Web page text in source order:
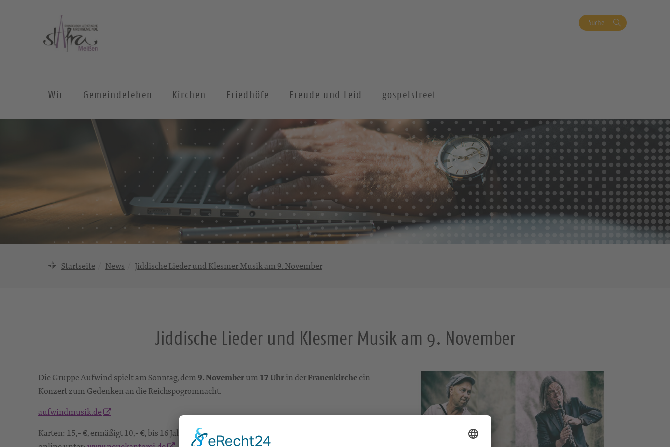
Suche
Wir Gemeindeleben Kirchen Friedhöfe Freude und Leid gospelstreet
Startseite News Jiddische Lieder und Klesmer Musik am 9. November
Jiddische Lieder und Klesmer Musik am 9. November
Die Gruppe Aufwind spielt am Sonntag, dem9. Novemberum 17 Uhrin derFrauenkircheein
Konzert zum Gedenken an die Reichspogromnacht.
aufwindmusik.de
Karten: 15,- €, ermäßigt 10,- €, bis 16 Jahre 1,- €